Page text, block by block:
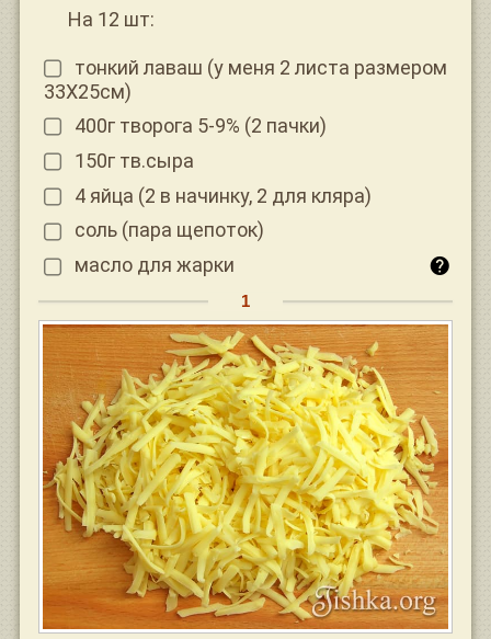
На 12 шт:
тонкий лаваш (у меня 2 листа размером
33Х25см)
400г творога 5-9% (2 пачки)
150г тв.сыра
4 яйца (2 в начинку, 2 для кляра)
соль (пара щепоток)
масло для жарки